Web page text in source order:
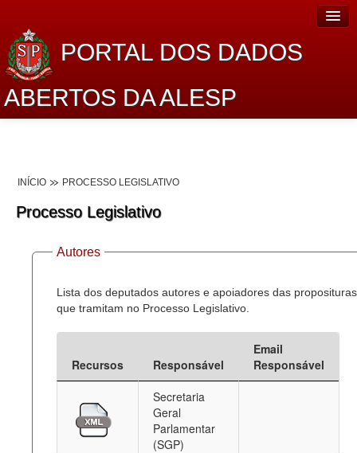
PORTAL DOS DADOS
ABERTOS DA ALESP
Lei de Acesso à Informação
Dados Governamentais Abertos
Planejamento
Catálogo de dados
Deputados Estaduais
Administração
INÍCIO PROCESSO LEGISLATIVO
Processo Legislativo
Autores
Lista dos deputados autores e apoiadores das proposituras
que tramitam no Processo Legislativo.
Recursos Responsável
Email
Responsável
Secretaria
Geral
Parlamentar
(SGP)